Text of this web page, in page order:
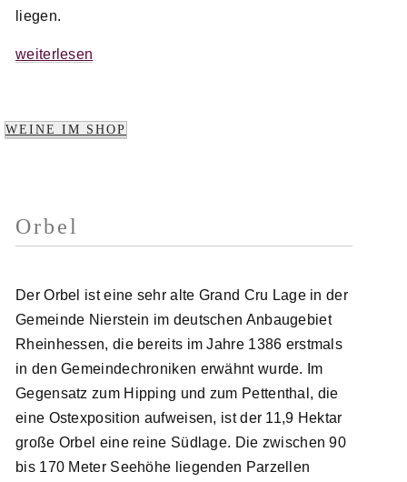
liegen.
weiterlesen
WEINE IM SHOP
Orbel
Der Orbel ist eine sehr alte Grand Cru Lage in der
Gemeinde Nierstein im deutschen Anbaugebiet
Rheinhessen, die bereits im Jahre 1386 erstmals
in den Gemeindechroniken erwähnt wurde. Im
Gegensatz zum Hipping und zum Pettenthal, die
eine Ostexposition aufweisen, ist der 11,9 Hektar
große Orbel eine reine Südlage. Die zwischen 90
bis 170 Meter Seehöhe liegenden Parzellen